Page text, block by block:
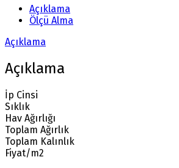
Açıklama
Ölçü Alma
Açıklama
Açıklama
İp Cinsi
Sıklık
Hav Ağırlığı
Toplam Ağırlık
Toplam Kalınlık
Fiyat/m2